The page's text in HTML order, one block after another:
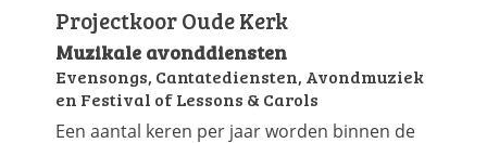
Projectkoor Oude Kerk
Muzikale avonddiensten
Evensongs, Cantatediensten, Avondmuziek
en Festival of Lessons & Carols
Een aantal keren per jaar worden binnen de